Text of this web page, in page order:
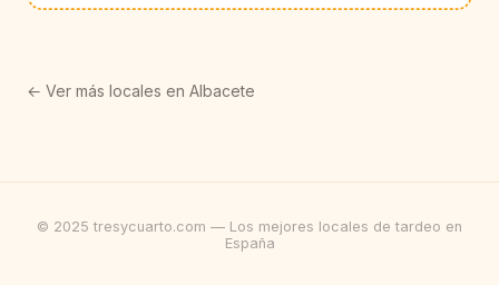
← Ver más locales en Albacete
© 2025 tresycuarto.com — Los mejores locales de tardeo en
España